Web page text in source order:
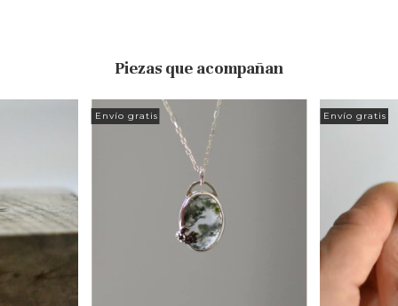
Piezas que acompañan
Envío gratis Envío gratis